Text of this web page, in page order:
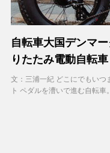
自転車大国デンマ
りたたみ電動自転
文：三浦一紀 どこにでもいつ
ト ペダルを漕いで進む自転車